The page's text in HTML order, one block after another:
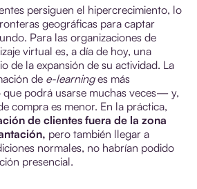
persiguen el hipercrecimiento, lo
geográficas para captar
Para las organizaciones de
virtual es, a día de hoy, una
de la expansión de su actividad. La
de e-learninges más
podrá usarse muchas veces— y,
compra es menor. En la práctica,
de clientes fuera de la zona
pero también llegar a
normales, no habrían podido
presencial.